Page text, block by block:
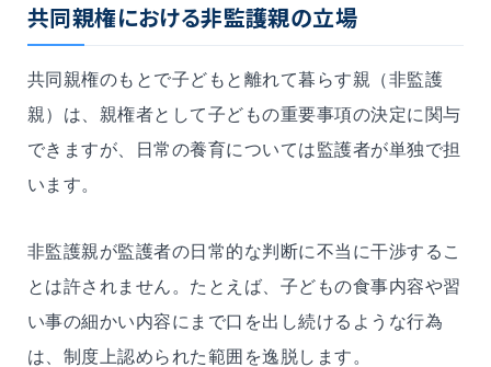
共同親権における非監護親の立場
共同親権のもとで子どもと離れて暮らす親（非監護
親）は、親権者として子どもの重要事項の決定に関与
できますが、日常の養育については監護者が単独で担
います。
非監護親が監護者の日常的な判断に不当に干渉するこ
とは許されません。たとえば、子どもの食事内容や習
い事の細かい内容にまで口を出し続けるような行為
は、制度上認められた範囲を逸脱します。